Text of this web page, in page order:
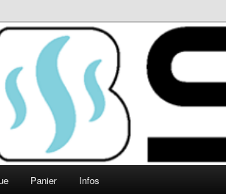
Panier Infos